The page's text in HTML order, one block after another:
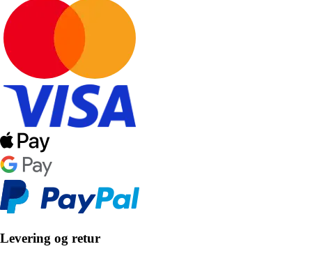
Levering og retur